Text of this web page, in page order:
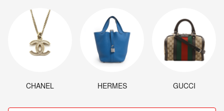
CHANEL HERMES GUCCI